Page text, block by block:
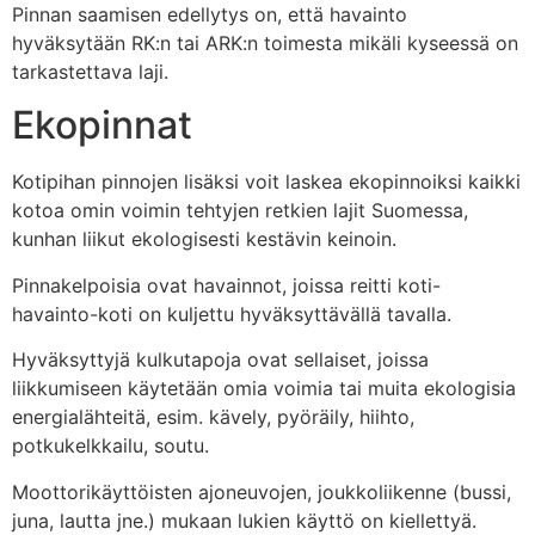
Pinnan saamisen edellytys on, että havainto
hyväksytään RK:n tai ARK:n toimesta mikäli kyseessä on
tarkastettava laji.
Ekopinnat
Kotipihan pinnojen lisäksi voit laskea ekopinnoiksi kaikki
kotoa omin voimin tehtyjen retkien lajit Suomessa,
kunhan liikut ekologisesti kestävin keinoin.
Pinnakelpoisia ovat havainnot, joissa reitti koti-
havainto-koti on kuljettu hyväksyttävällä tavalla.
Hyväksyttyjä kulkutapoja ovat sellaiset, joissa
liikkumiseen käytetään omia voimia tai muita ekologisia
energialähteitä, esim. kävely, pyöräily, hiihto,
potkukelkkailu, soutu.
Moottorikäyttöisten ajoneuvojen, joukkoliikenne (bussi,
juna, lautta jne.) mukaan lukien käyttö on kiellettyä.